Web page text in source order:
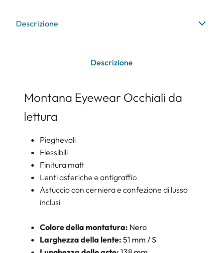
Descrizione
Descrizione
Montana Eyewear Occhiali da
lettura
Pieghevoli
Flessibili
Finitura matt
Lenti asferiche e antigraffio
Astuccio con cerniera e confezione di lusso
inclusi
Colore della montatura: Nero
Larghezza della lente: 51 mm / S